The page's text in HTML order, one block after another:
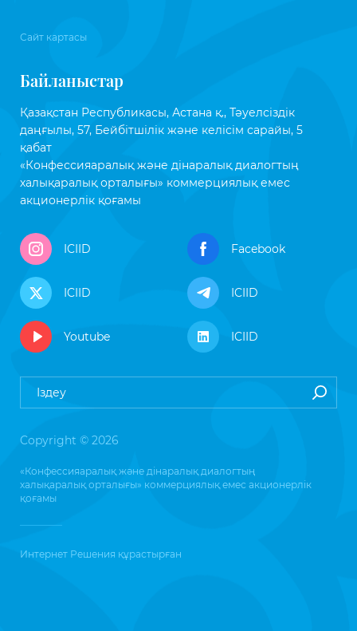
Сайт картасы
Байланыстар
Қазақстан Республикасы, Астана қ., Тәуелсіздік
даңғылы, 57, Бейбітшілік және келісім сарайы, 5
қабат
«Конфессияаралық және дінаралық диалогтың
халықаралық орталығы» коммерциялық емес
акционерлік қоғамы
ICIID Facebook
ICIID ICIID
Youtube ICIID
Copyright © 2026
«Конфессияаралық және дінаралық диалогтың
халықаралық орталығы» коммерциялық емес акционерлік
қоғамы
Интернет Решения құрастырған